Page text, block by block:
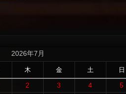
2026年7月
木 金 土 日
2 3 4
5